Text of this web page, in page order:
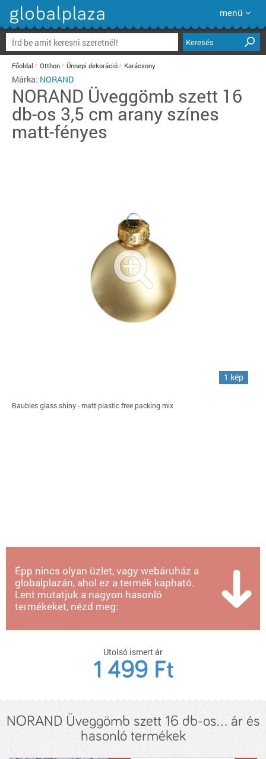
menü
Keresés
Főoldal Otthon Ünnepi dekoráció Karácsony
Márka: NORAND
NORAND Üveggömb szett 16
db-os 3,5 cm arany színes
matt-fényes
1 kép
Baubles glass shiny - matt plastic free packing mix
Épp nincs olyan üzlet, vagy webáruház a
globalplazán, ahol ez a termék kapható.
Lent mutatjuk a nagyon hasonló
termékeket, nézd meg:
Utolsó ismert ár
1 499 Ft
NORAND Üveggömb szett 16 db-os... ár és
hasonló termékek